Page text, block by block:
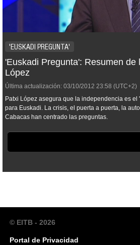
'EUSKADI PREGUNTA'
'Euskadi Pregunta': Resumen de
López
Última actualización: 03/10/2012 23:58 (UTC+2)
Patxi López asegura que la independencia es
para Euskadi. La crisis, el puerta a puerta, la
Cabacas han centrado las preguntas.
© EITB - 2026
Portal de Privacidad